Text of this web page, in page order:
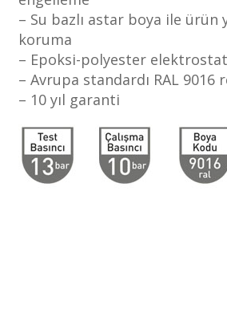
– Su bazlı astar boya ile ürün
koruma
– Epoksi-polyester
– Avrupa standardı RAL 9016
– 10 yıl garanti